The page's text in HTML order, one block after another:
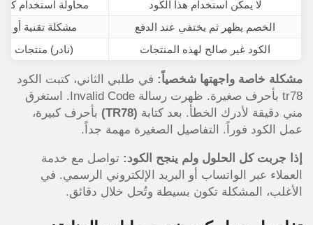
لا يمكن استخدام هذا الكود
محاولة استخدام
الخصم يظهر ثم يختفي عند الدفع
مشكلة تقنية أو
الكود غير صالح لهذه المنتجات
(نادر) منتجات
مشكلة خاصة واجهتها شخصياً: في طلبي الثاني، كتبت الكود
tr78 بأحرف صغيرة. ظهرت رسالة Invalid Code. استغرق
مني دقيقة لأدرك الخطأ. بعد كتابة (TR78)
بأحرف كبيرة،
عمل الكود فوراً. التفاصيل الصغيرة مهمة جداً.
إذا جربت كل الحلول ولم ينجح الكود: تواصل مع خدمة
العملاء عبر الواتساب أو البريد الإلكتروني الرسمي. في
الأغلب، المشكلة تكون بسيطة وتُحل خلال دقائق.